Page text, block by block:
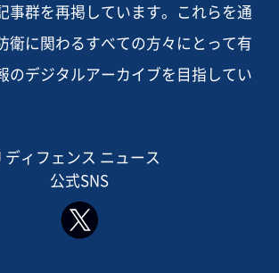
事群を再掲しています。これらを通
衛に関わるすべての方々にとって有
のデジタルアーカイブを目指してい
ディフェンス ニュース
公式SNS